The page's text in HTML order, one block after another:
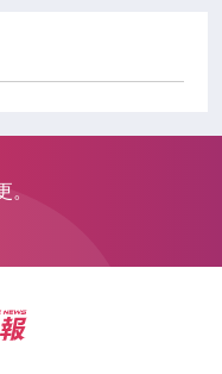
。